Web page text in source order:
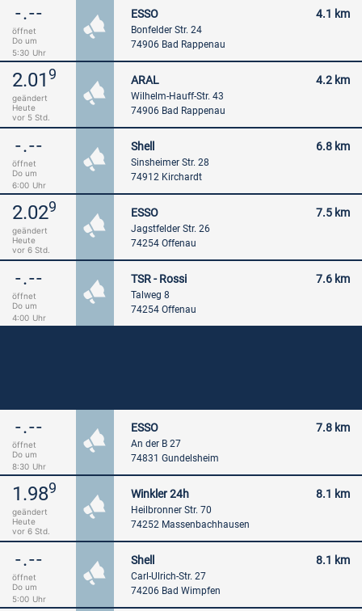
-.--
öffnet
Do um
5:30 Uhr
ESSO 4.1 km
Bonfelder Str. 24
74906 Bad Rappenau
2.01 9
geändert
Heute
vor 5 Std.
ARAL 4.2 km
Wilhelm-Hauff-Str. 43
74906 Bad Rappenau
-.--
öffnet
Do um
6:00 Uhr
Shell 6.8 km
Sinsheimer Str. 28
74912 Kirchardt
2.029
geändert
Heute
vor 6 Std.
ESSO 7.5 km
Jagstfelder Str. 26
74254 Offenau
-.--
öffnet
Do um
4:00 Uhr
TSR - Rossi 7.6 km
Talweg 8
74254 Offenau
-.--
öffnet
Do um
8:30 Uhr
ESSO 7.8 km
An der B 27
74831 Gundelsheim
1.989
geändert
Heute
vor 6 Std.
Winkler 24h 8.1 km
Heilbronner Str. 70
74252 Massenbachhausen
-.--
öffnet
Do um
5:00 Uhr
Shell 8.1 km
Carl-Ulrich-Str. 27
74206 Bad Wimpfen